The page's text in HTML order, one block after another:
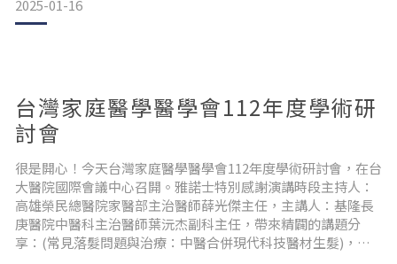
髮帽，與訂購髮品等。#國際美容醫學 #生植髮 #養生抗老化 #
學術大會 #會員大會 #葉沅杰醫師 , #陳信宏副教授 #雅諾士 #雷
2025-01-16
台灣家庭醫學醫學會112年度學術研
討會
很是開心！今天台灣家庭醫學醫學會112年度學術研討會，在台
大醫院國際會議中心召開。雅諾士特別感謝演講時段主持人：
高雄榮民總醫院家醫部主治醫師薛光傑主任，主講人：基隆長
庚醫院中醫科主治醫師葉沅杰副科主任，帶來精闢的講題分
享：(常見落髮問題與治療：中醫合併現代科技醫材生髮)，還